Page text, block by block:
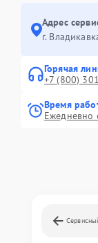
Адрес
г.
Горячая
+7 (800)
Время
Ежедневно